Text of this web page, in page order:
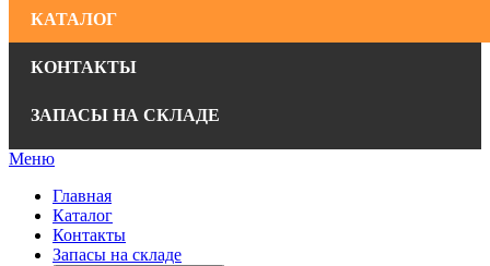
КАТАЛОГ
КОНТАКТЫ
ЗАПАСЫ НА СКЛАДЕ
Меню
Главная
Каталог
Контакты
Запасы на складе